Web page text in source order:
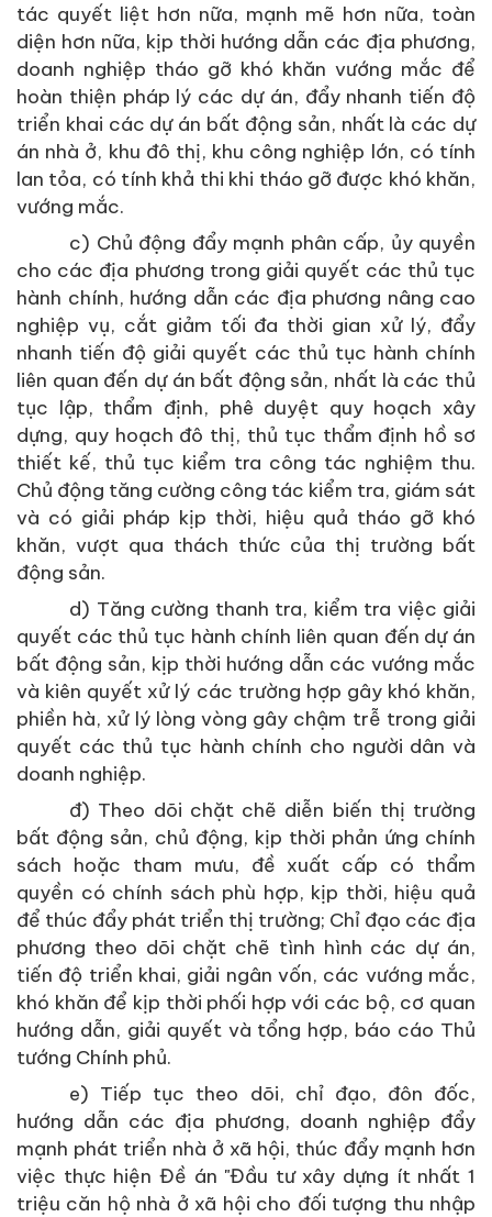
tác quyết liệt hơn nữa, mạnh mẽ hơn nữa, toàn
diện hơn nữa, kịp thời hướng dẫn các địa phương,
doanh nghiệp tháo gỡ khó khăn vướng mắc để
hoàn thiện pháp lý các dự án, đẩy nhanh tiến độ
triển khai các dự án bất động sản, nhất là các dự
án nhà ở, khu đô thị, khu công nghiệp lớn, có tính
lan tỏa, có tính khả thi khi tháo gỡ được khó khăn,
vướng mắc.
c) Chủ động đẩy mạnh phân cấp, ủy quyền
cho các địa phương trong giải quyết các thủ tục
hành chính, hướng dẫn các địa phương nâng cao
nghiệp vụ, cắt giảm tối đa thời gian xử lý, đẩy
nhanh tiến độ giải quyết các thủ tục hành chính
liên quan đến dự án bất động sản, nhất là các thủ
tục lập, thẩm định, phê duyệt quy hoạch xây
dựng, quy hoạch đô thị, thủ tục thẩm định hồ sơ
thiết kế, thủ tục kiểm tra công tác nghiệm thu.
Chủ động tăng cường công tác kiểm tra, giám sát
và có giải pháp kịp thời, hiệu quả tháo gỡ khó
khăn, vượt qua thách thức của thị trường bất
động sản.
d) Tăng cường thanh tra, kiểm tra việc giải
quyết các thủ tục hành chính liên quan đến dự án
bất động sản, kịp thời hướng dẫn các vướng mắc
và kiên quyết xử lý các trường hợp gây khó khăn,
phiền hà, xử lý lòng vòng gây chậm trễ trong giải
quyết các thủ tục hành chính cho người dân và
doanh nghiệp.
đ) Theo dõi chặt chẽ diễn biến thị trường
bất động sản, chủ động, kịp thời phản ứng chính
sách hoặc tham mưu, đề xuất cấp có thẩm
quyền có chính sách phù hợp, kịp thời, hiệu quả
để thúc đẩy phát triển thị trường; Chỉ đạo các địa
phương theo dõi chặt chẽ tình hình các dự án,
tiến độ triển khai, giải ngân vốn, các vướng mắc,
khó khăn để kịp thời phối hợp với các bộ, cơ quan
hướng dẫn, giải quyết và tổng hợp, báo cáo Thủ
tướng Chính phủ.
e) Tiếp tục theo dõi, chỉ đạo, đôn đốc,
hướng dẫn các địa phương, doanh nghiệp đẩy
mạnh phát triển nhà ở xã hội, thúc đẩy mạnh hơn
việc thực hiện Đề án "Đầu tư xây dựng ít nhất 1
triệu căn hộ nhà ở xã hội cho đối tượng thu nhập